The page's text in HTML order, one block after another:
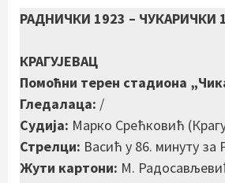
РАДНИЧКИ 1923 – ЧУКАРИЧКИ
КРАГУЈЕВАЦ
Помоћни терен стадиона
Гледалаца: /
Судија: Марко Срећковић
Стрелци: Васић у 86. минуту за
Жути картони: M.